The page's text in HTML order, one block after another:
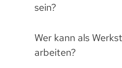
sein?
Wer kann als
arbeiten?